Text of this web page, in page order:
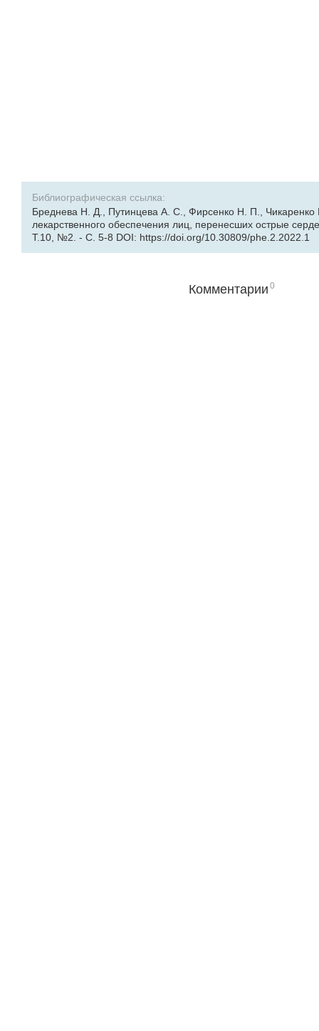
Библиографическая ссылка:
Бреднева Н. Д., Путинцева А. С., Фирсенко Н. П.,
лекарственного обеспечения лиц, перенесших острые
Т.10, №2. - С. 5-8 DOI: https://doi.org/10.30809/phe.2.2022.1
Комментарии 0